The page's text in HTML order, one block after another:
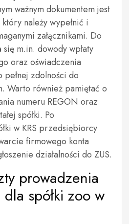
ważnym dokumentem jest
należy wypełnić i
załącznikami. Do
m.in. dowody wpłaty
oraz oświadczenia
pełnej zdolności do
Warto również pamiętać o
numeru REGON oraz
spółki. Po
w KRS przedsiębiorcy
firmowego konta
działalności do ZUS.
prowadzenia
spółki zoo w